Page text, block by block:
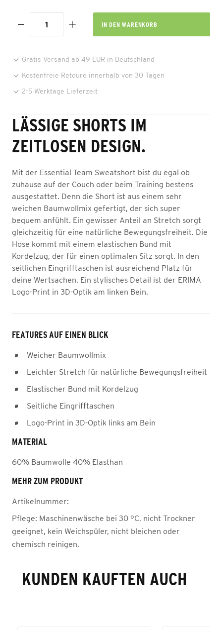
IN DEN WARENKORB
Gratis Versand ab 49 EUR in Deutschland
Kostenfreie Retoure innerhalb von 30 Tagen
2-5 Werktage Lieferzeit
LÄSSIGE SHORTS IM
ZEITLOSEN DESIGN.
Mit der Essential Team Sweatshort bist du egal ob
zuhause auf der Couch oder beim Training bestens
ausgestattet. Denn die Short ist aus einem sehr
weichen Baumwollmix gefertigt, der sich super
bequem anfühlt. Ein gewisser Anteil an Stretch sorgt
gleichzeitig für eine natürliche Bewegungsfreiheit. Die
Hose kommt mit einem elastischen Bund mit
Kordelzug, der für einen optimalen Sitz sorgt. In den
seitlichen Eingrifftaschen ist ausreichend Platz für
deine Wertsachen. Ein stylisches Detail ist der ERIMA
Logo-Print in 3D-Optik am linken Bein.
FEATURES AUF EINEN BLICK
Weicher Baumwollmix
Leichter Stretch für natürliche Bewegungsfreiheit
Elastischer Bund mit Kordelzug
Seitliche Eingrifftaschen
Logo-Print in 3D-Optik links am Bein
MATERIAL
60% Baumwolle 40% Elasthan
MEHR ZUM PRODUKT
Artikelnummer:
Pflege: Maschinenwäsche bei 30 °C, nicht Trockner
geeignet, kein Weichspüler, nicht bleichen oder
chemisch reinigen.
KUNDEN KAUFTEN AUCH